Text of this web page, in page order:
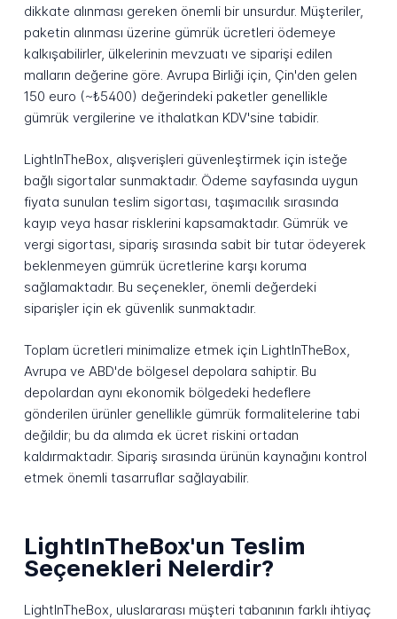
dikkate alınması gereken önemli bir unsurdur. Müşteriler,
paketin alınması üzerine gümrük ücretleri ödemeye
kalkışabilirler, ülkelerinin mevzuatı ve siparişi edilen
malların değerine göre. Avrupa Birliği için, Çin'den gelen
150 euro (~₺5400) değerindeki paketler genellikle
gümrük vergilerine ve ithalatkan KDV'sine tabidir.
LightInTheBox, alışverişleri güvenleştirmek için isteğe
bağlı sigortalar sunmaktadır. Ödeme sayfasında uygun
fiyata sunulan teslim sigortası, taşımacılık sırasında
kayıp veya hasar risklerini kapsamaktadır. Gümrük ve
vergi sigortası, sipariş sırasında sabit bir tutar ödeyerek
beklenmeyen gümrük ücretlerine karşı koruma
sağlamaktadır. Bu seçenekler, önemli değerdeki
siparişler için ek güvenlik sunmaktadır.
Toplam ücretleri minimalize etmek için LightInTheBox,
Avrupa ve ABD'de bölgesel depolara sahiptir. Bu
depolardan aynı ekonomik bölgedeki hedeflere
gönderilen ürünler genellikle gümrük formalitelerine tabi
değildir; bu da alımda ek ücret riskini ortadan
kaldırmaktadır. Sipariş sırasında ürünün kaynağını kontrol
etmek önemli tasarruflar sağlayabilir.
LightInTheBox'un Teslim
Seçenekleri Nelerdir?
LightInTheBox, uluslararası müşteri tabanının farklı ihtiyaç